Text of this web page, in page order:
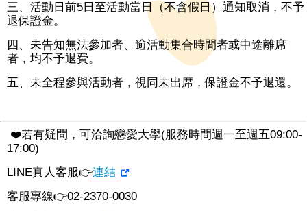
三、活動日前5日至活動當日（不含假日）通知取消，不予
退保證金。
四、未告知無法參加者、逾活動集合時間者或中途離席
者，均不予退費。
五、未全程參與活動者，視同未出席，保證金不予退還。
❤️若有疑問，可洽詢戀愛大學(服務時間週一至週五09:00-
17:00)
LINE真人客服👉連結
客服專線👉02-2370-0030